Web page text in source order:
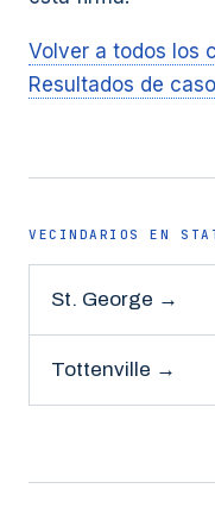
Volver a todos los
Resultados de
VECINDARIOS EN
St. George →
Tottenville →